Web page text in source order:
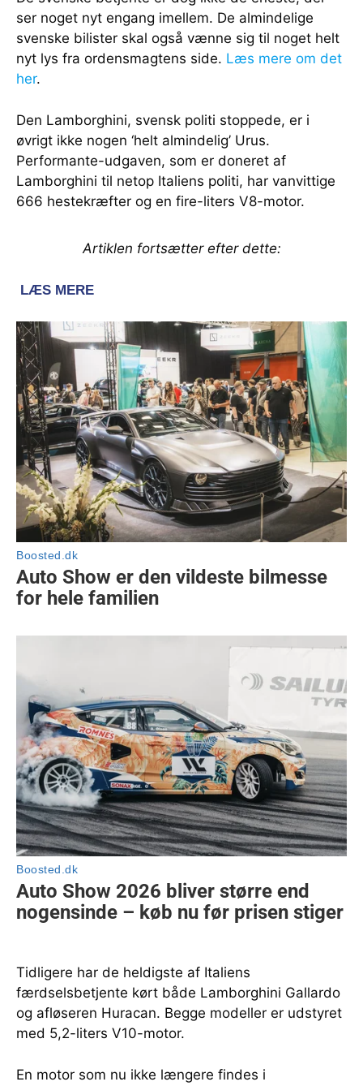
ser noget nyt engang imellem. De almindelige
svenske bilister skal også vænne sig til noget helt
nyt lys fra ordensmagtens side. Læs mere om det
her.
Den Lamborghini, svensk politi stoppede, er i
øvrigt ikke nogen ‘helt almindelig’ Urus.
Performante-udgaven, som er doneret af
Lamborghini til netop Italiens politi, har vanvittige
666 hestekræfter og en fire-liters V8-motor.
Artiklen fortsætter efter dette:
Tidligere har de heldigste af Italiens
færdselsbetjente kørt både Lamborghini Gallardo
og afløseren Huracan. Begge modeller er udstyret
med 5,2-liters V10-motor.
En motor som nu ikke længere findes i